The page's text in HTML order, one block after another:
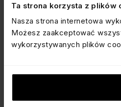
Ta strona korzysta z plików
Nasza strona internetowa
Możesz zaakceptować
wykorzystywanych plików